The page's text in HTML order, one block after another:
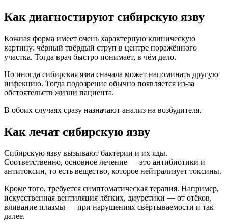
Как диагностируют сибирскую язву
Кожная форма имеет очень характерную клиническую
картину: чёрный твёрдый струп в центре поражённого
участка. Тогда врач быстро понимает, в чём дело.
Но иногда сибирская язва сначала может напоминать другую
инфекцию. Тогда подозрение обычно появляется из‑за
обстоятельств жизни пациента.
В обоих случаях сразу назначают анализ на возбудителя.
Как лечат сибирскую язву
Сибирскую язву вызывают бактерии и их яды.
Соответственно, основное лечение — это антибиотики и
антитоксин, то есть вещество, которое нейтрализует токсины.
Кроме того, требуется симптоматическая терапия. Например,
искусственная вентиляция лёгких, диуретики — от отёков,
вливание плазмы — при нарушениях свёртываемости и так
далее.